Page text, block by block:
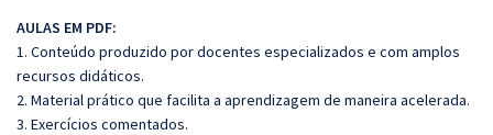
AULAS EM PDF:
1. Conteúdo produzido por docentes especializados e com amplos
recursos didáticos.
2. Material prático que facilita a aprendizagem de maneira acelerada.
3. Exercícios comentados.